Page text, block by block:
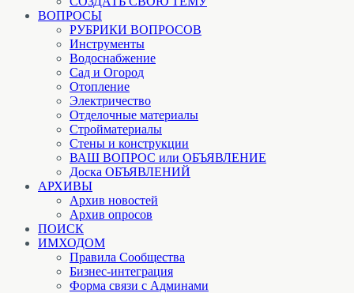
ВОПРОСЫ
РУБРИКИ ВОПРОСОВ
Инструменты
Водоснабжение
Сад и Огород
Отопление
Электричество
Отделочные материалы
Стройматериалы
Стены и конструкции
ВАШ ВОПРОС или ОБЪЯВЛЕНИЕ
Доска ОБЪЯВЛЕНИЙ
АРХИВЫ
Архив новостей
Архив опросов
ПОИСК
ИМХОДОМ
Правила Сообщества
Бизнес-интеграция
Форма связи с Админами